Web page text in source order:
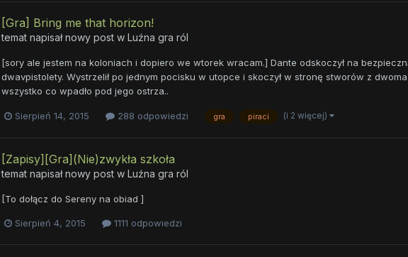
[Gra] Bring me that horizon!
temat napisał nowy post w Luźna gra ról
[sory ale jestem na koloniach i dopiero we wtorek wracam.] Dante odskoczył na
dwavpistolety. Wystrzelił po jednym pocisku w utopce i skoczył w stronę stworów z
wszystko co wpadło pod jego ostrza..
Sierpień 14, 2015 288 odpowiedzi gra piraci (i 2 więcej)
[Zapisy][Gra](Nie)zwykła szkoła
temat napisał nowy post w Luźna gra ról
[To dołącz do Sereny na obiad ]
Sierpień 4, 2015 1111 odpowiedzi